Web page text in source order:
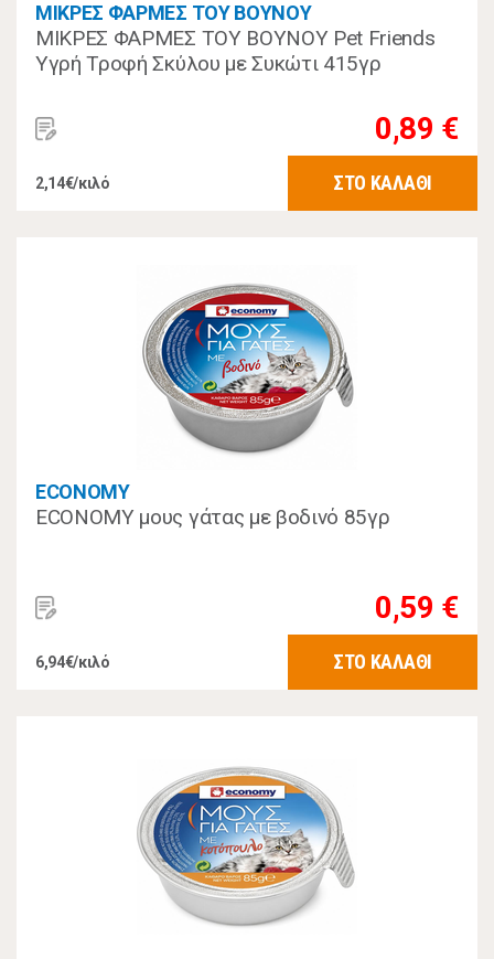
ΜΙΚΡΕΣ ΦΑΡΜΕΣ ΤΟΥ ΒΟΥΝΟΥ
ΜΙΚΡΕΣ ΦΑΡΜΕΣ ΤΟΥ ΒΟΥΝΟΥ Pet Friends
Υγρή Τροφή Σκύλου με Συκώτι 415γρ
0,89 €
2,14€/κιλό ΣΤΟ ΚΑΛΑΘΙ
ECONOMY
ECONOMY μους γάτας με βοδινό 85γρ
0,59 €
6,94€/κιλό ΣΤΟ ΚΑΛΑΘΙ